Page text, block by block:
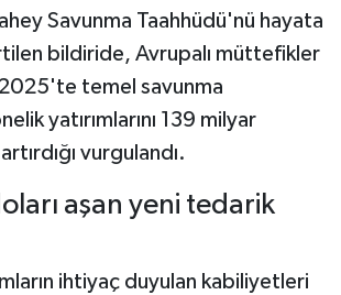
Savunma Taahhüdü'nü hayata
bildiride, Avrupalı müttefikler
2025'te temel savunma
yatırımlarını 139 milyar
vurgulandı.
aşan yeni tedarik
ihtiyaç duyulan kabiliyetleri